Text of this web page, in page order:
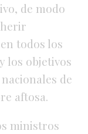
de modo
todos los
los objetivos
de
aftosa.
ministros